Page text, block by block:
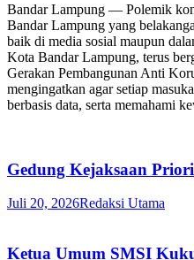
Bandar Lampung — Polemik
Bandar Lampung yang
baik di media sosial maupun
Kota Bandar Lampung, terus
Gerakan Pembangunan Anti
mengingatkan agar setiap
berbasis data, serta memahami
Gedung Kejaksaan
Juli 20, 2026Redaksi Utama
Ketua Umum SMSI